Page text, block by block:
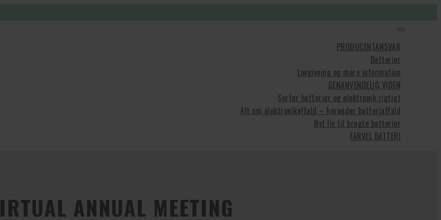
PRODUCENTANSVAR
Batterier
Lovgivning og mere information
GENANVENDELIG VIDEN
Sorter batterier og elektronik rigtigt
Alt om elektronikaffald – herunder batteriaffald
Nyt liv til brugte batterier
FARVEL BATTERI
ANNUAL MEETING